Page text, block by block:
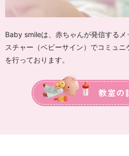
Baby smileは、赤ちゃんが発信するメ
スチャー（ベビーサイン）でコミュ
を行っております。